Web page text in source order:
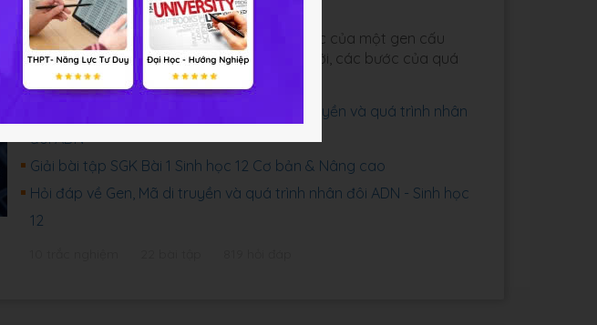
với các kiến thức về: khái niệm gen, cấu trúc của một gen cấu
di truyền để giải thích sự đa dạng của sinh giới, các bước của quá
cho sự nhân đôi nhiễm sắc thể.
Trắc nghiệm Sinh học 12 Bài 1: Gen, Mã di truyền và quá trình nhân
đôi ADN
Giải bài tập SGK Bài 1 Sinh học 12 Cơ bản & Nâng cao
Hỏi đáp về Gen, Mã di truyền và quá trình nhân đôi ADN - Sinh học
12